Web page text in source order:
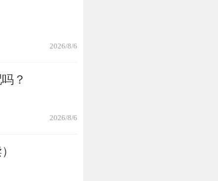
尽管2021年
造成一些影
玛瑙的作用之
人得到一些
金的作用之
2026/8/6
？
2026/8/6